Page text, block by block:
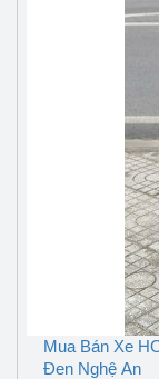
Mua Bán Xe
Đen Nghệ An